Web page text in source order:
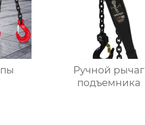
Ручной рычаг
подъемника